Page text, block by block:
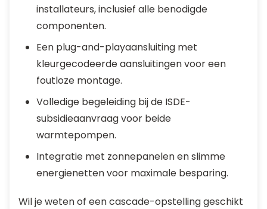
installateurs, inclusief alle benodigde
componenten.
Een plug-and-playaansluiting met
kleurgecodeerde aansluitingen voor een
foutloze montage.
Volledige begeleiding bij de ISDE-
subsidieaanvraag voor beide
warmtepompen.
Integratie met zonnepanelen en slimme
energienetten voor maximale besparing.
Wil je weten of een cascade-opstelling geschikt